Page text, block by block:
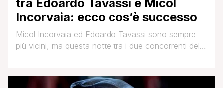
tra Edoardo Tavassi e Micol
Incorvaia: ecco cos’è successo
Micol Incorvaia ed Edoardo Tavassi sono sempre
più vicini, ma questa notte tra i due concorrenti del
Fiordelisi ed Edoardo Donnamaria parlavano di Micol